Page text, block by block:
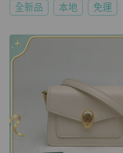
全新品 本地 免運